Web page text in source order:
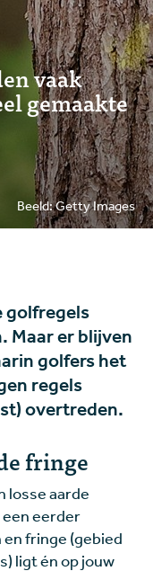
vaak
gemaakte
Beeld: Getty Images
golfregels
Maar er blijven
golfers het
regels
overtreden.
fringe
losse aarde
een eerder
fringe (gebied
ligt én op jouw